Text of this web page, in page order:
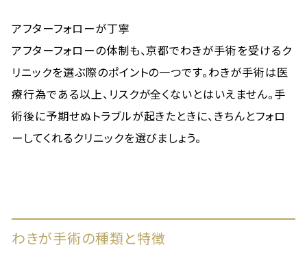
アフターフォローが丁寧
アフターフォローの体制も、京都でわきが手術を受けるク
リニックを選ぶ際のポイントの一つです。わきが手術は医
療行為である以上、リスクが全くないとはいえません。手
術後に予期せぬトラブルが起きたときに、きちんとフォロ
ーしてくれるクリニックを選びましょう。
わきが手術の種類と特徴